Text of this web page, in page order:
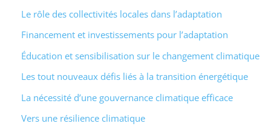
Le rôle des collectivités locales dans l’adaptation
Financement et investissements pour l’adaptation
Éducation et sensibilisation sur le changement climatique
Les tout nouveaux défis liés à la transition énergétique
La nécessité d’une gouvernance climatique efficace
Vers une résilience climatique